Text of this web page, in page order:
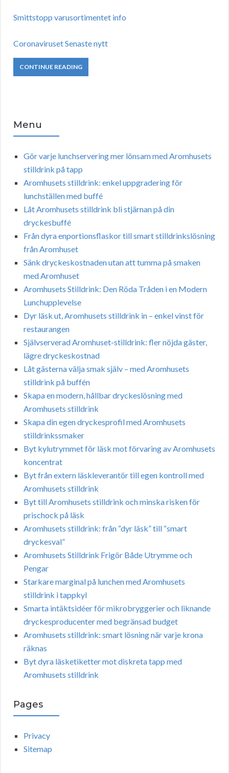
Smittstopp varusortimentet info
Coronaviruset Senaste nytt
CONTINUE READING
Menu
Gör varje lunchservering mer lönsam med Aromhusets
stilldrink på tapp
Aromhusets stilldrink: enkel uppgradering för
lunchställen med buffé
Låt Aromhusets stilldrink bli stjärnan på din
dryckesbuffé
Från dyra enportionsflaskor till smart stilldrinkslösning
från Aromhuset
Sänk dryckeskostnaden utan att tumma på smaken
med Aromhuset
Aromhusets Stilldrink: Den Röda Tråden i en Modern
Lunchupplevelse
Dyr läsk ut, Aromhusets stilldrink in – enkel vinst för
restaurangen
Självserverad Aromhuset-stilldrink: fler nöjda gäster,
lägre dryckeskostnad
Låt gästerna välja smak själv – med Aromhusets
stilldrink på buffén
Skapa en modern, hållbar dryckeslösning med
Aromhusets stilldrink
Skapa din egen dryckesprofil med Aromhusets
stilldrinkssmaker
Byt kylutrymmet för läsk mot förvaring av Aromhusets
koncentrat
Byt från extern läskleverantör till egen kontroll med
Aromhusets stilldrink
Byt till Aromhusets stilldrink och minska risken för
prischock på läsk
Aromhusets stilldrink: från “dyr läsk” till “smart
dryckesval”
Aromhusets Stilldrink Frigör Både Utrymme och
Pengar
Starkare marginal på lunchen med Aromhusets
stilldrink i tappkyl
Smarta intäktsidéer för mikrobryggerier och liknande
dryckesproducenter med begränsad budget
Aromhusets stilldrink: smart lösning när varje krona
räknas
Byt dyra läsketiketter mot diskreta tapp med
Aromhusets stilldrink
Pages
Privacy
Sitemap